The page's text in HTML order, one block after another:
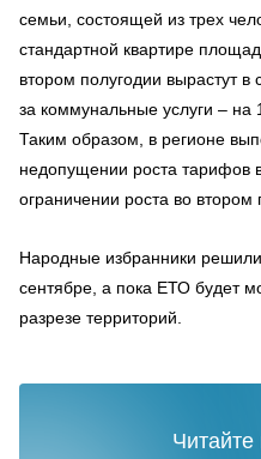
семьи, состоящей из трех
стандартной квартире
втором полугодии вырастут
за коммунальные услуги –
Таким образом, в регионе
недопущении роста тарифов
ограничении роста во втором
Народные избранники
сентябре, а пока ЕТО будет
разрезе территорий.
Читайте